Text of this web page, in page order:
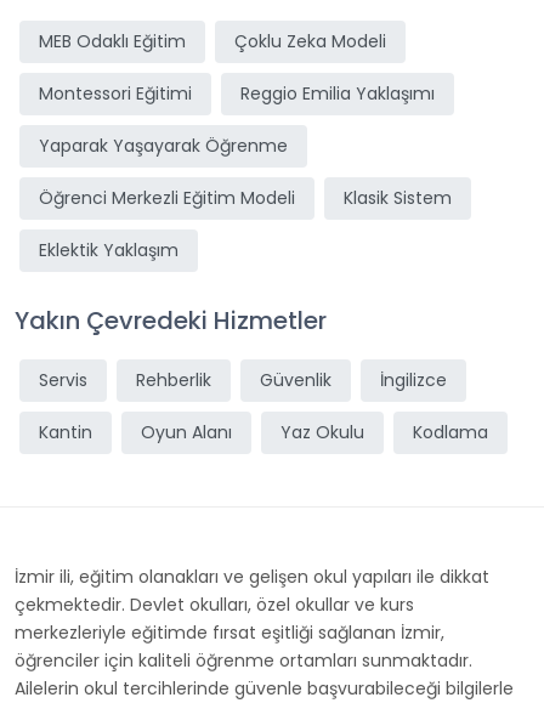
MEB Odaklı Eğitim Çoklu Zeka Modeli
Montessori Eğitimi Reggio Emilia Yaklaşımı
Yaparak Yaşayarak Öğrenme
Öğrenci Merkezli Eğitim Modeli Klasik Sistem
Eklektik Yaklaşım
Yakın Çevredeki Hizmetler
Servis Rehberlik Güvenlik İngilizce
Kantin Oyun Alanı Yaz Okulu Kodlama
İzmir ili, eğitim olanakları ve gelişen okul yapıları ile dikkat
çekmektedir. Devlet okulları, özel okullar ve kurs
merkezleriyle eğitimde fırsat eşitliği sağlanan İzmir,
öğrenciler için kaliteli öğrenme ortamları sunmaktadır.
Ailelerin okul tercihlerinde güvenle başvurabileceği bilgilerle